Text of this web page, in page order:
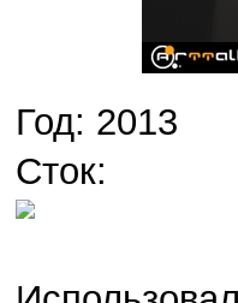
Год: 2013
Сток: